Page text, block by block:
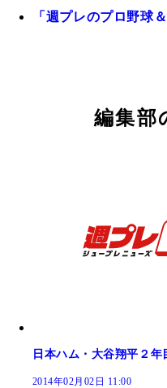
「週プレのプロ野球
編集部
日本ハム・大谷翔平２
2014年02月02日 11:00